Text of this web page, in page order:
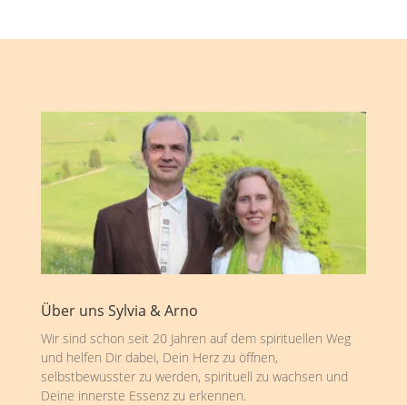
Über uns Sylvia & Arno
Wir sind schon seit 20 Jahren auf dem spirituellen Weg
und helfen Dir dabei, Dein Herz zu öffnen,
selbstbewusster zu werden, spirituell zu wachsen und
Deine innerste Essenz zu erkennen.